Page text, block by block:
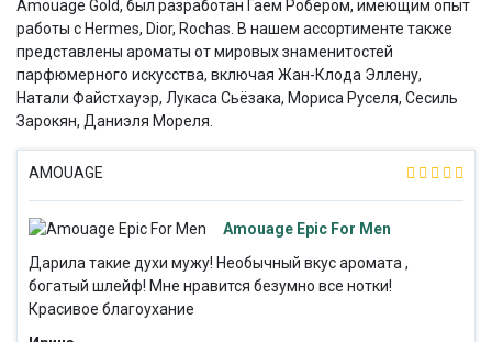
Amouage Gold, был разработан Гаем Робером, имеющим опыт
работы с Hermes, Dior, Rochas. В нашем ассортименте также
представлены ароматы от мировых знаменитостей
парфюмерного искусства, включая Жан-Клода Эллену,
Натали Файстхауэр, Лукаса Сьёзака, Мориса Руселя, Сесиль
Зарокян, Даниэля Мореля.
AMOUAGE
Amouage Epic For Men
Дарила такие духи мужу! Необычный вкус аромата ,
богатый шлейф! Мне нравится безумно все нотки!
Красивое благоухание